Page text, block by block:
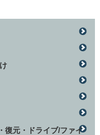
復元・ドライブ/ファイ